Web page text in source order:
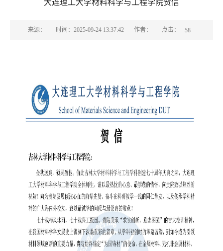
大连理工大学材料科学与工程学院贺信
来源： 时间：2025-09-24 13:37:42 作者： 点击： 58